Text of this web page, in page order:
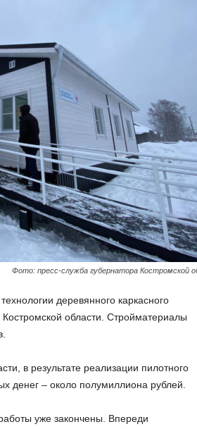
Фото: пресс-служба губернатора Костромской
деревянного каркасного
области. Стройматериалы
в результате реализации пилотного
денег – около полумиллиона рублей.
уже закончены. Впереди